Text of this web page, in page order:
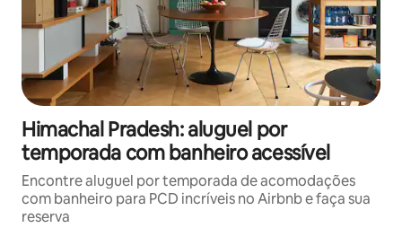
Himachal Pradesh: aluguel por
temporada com banheiro acessível
Encontre aluguel por temporada de acomodações
com banheiro para PCD incríveis no Airbnb e faça sua
reserva